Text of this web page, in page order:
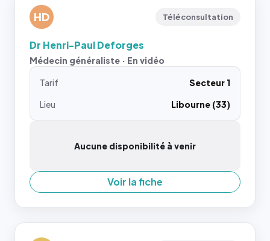
HD Téléconsultation
Dr Henri-Paul Deforges
Médecin généraliste · En vidéo
Tarif
Secteur 1
Lieu
Libourne (33)
Aucune disponibilité à venir
Voir la fiche